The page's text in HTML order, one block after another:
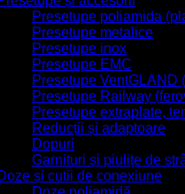
Presetupe poliamida
Presetupe metalice
Presetupe inox
Presetupe EMC
Presetupe VentGLAND
Presetupe Railway
Presetupe extraplate,
Reducții și adaptoare
Dopuri
Garnituri și piulițe de
și cutii de conexiune